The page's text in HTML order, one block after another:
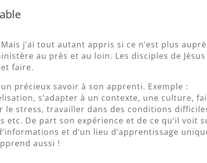
j’ai tout autant appris si ce n’est plus
au près et au loin. Les disciples de Jésus
faire.
précieux savoir à son apprenti. Exemple :
s’adapter à un contexte, une culture,
le stress, travailler dans des conditions
etc. De part son expérience et de ce qu’il voit
et d’un lieu d’apprentissage
aussi !